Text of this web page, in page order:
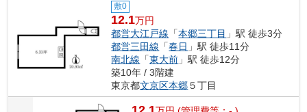
敷0
12.1万円
都営大江戸線 「本郷三丁目 」駅 徒歩3分
都営三田線 「春日 」駅 徒歩11分
南北線 「東大前 」駅 徒歩12分
築10年 / 3階建
東京都文京区本郷５丁目